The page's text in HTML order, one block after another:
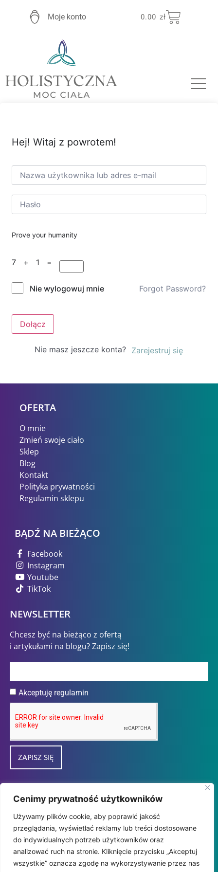
Cenimy prywatność użytkowników
Używamy plików cookie, aby poprawić jakość
przeglądania, wyświetlać reklamy lub treści dostosowane
do indywidualnych potrzeb użytkowników oraz
analizować ruch na stronie. Kliknięcie przycisku „Akceptuj
wszystkie” oznacza zgodę na wykorzystywanie przez nas
Moje konto 0.00zł
Hej! Witaj z powrotem!
Prove your humanity
7 + 1 =
Nie wylogowuj mnie Forgot Password?
Dołącz
Nie masz jeszcze konta? Zarejestruj się
OFERTA
O mnie
Zmień swoje ciało
Sklep
Blog
Kontakt
Polityka prywatności
Regulamin sklepu
BĄDŹ NA BIEŻĄCO
Facebook
Instagram
Youtube
TikTok
NEWSLETTER
Chcesz być na bieżąco z ofertą
i artykułami na blogu? Zapisz się!
Akceptuję regulamin
ZAPISZ SIĘ
Przedsiębiorca uzyskał subwencję finansową w
ramach programu "tarcza Finansowa 2.0
Polskiego Funduszu Rozwoju dla Mikro i
MałychFirm" udzieloną przez
PFR SA.